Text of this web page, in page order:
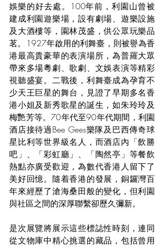
娛樂的好去處。100年前，利園山曾被
建成利園遊樂場，設有劇場、遊樂設施
及大酒樓等，園林茂盛，供公眾玩樂品
茗。1927年啟用的利舞臺，則被譽為香
港最高貴豪華的表演場所，為普羅大眾
帶來多場粵劇、歌劇、文娛表演等精彩
視聽盛宴。二戰後，利舞臺成為孕育不
少天王巨星的舞台，見證了早期多名香
港小姐及新秀歌星的誕生，如朱玲玲及
梅艷芳等。70年代至90年代期間，利園
酒店接待過Bee Gees樂隊及巴西傳奇球
星比利等世界級名人，而酒店內「飲勝
吧」、「彩虹廳」、「陶然亭」等餐飲
熱點亦廣受歡迎，為數代香港人留下了
美好回憶。隨着香港的發展，銅鑼灣百
年來經歷了滄海桑田般的變化，但利園
與社區之間的深厚聯繫卻歷久彌新。
是次展覽將展示這些標誌性時刻，連同
從文物庫中精心挑選的藏品，包括曾用